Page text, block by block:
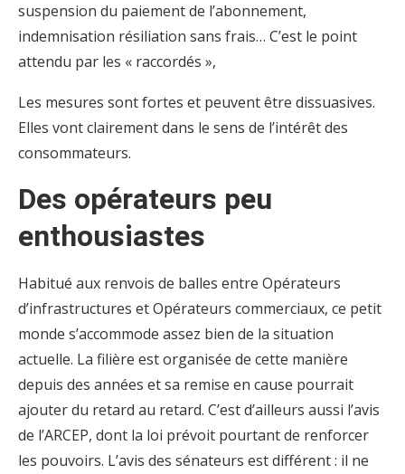
suspension du paiement de l’abonnement,
indemnisation résiliation sans frais… C’est le point
attendu par les « raccordés »,
Les mesures sont fortes et peuvent être dissuasives.
Elles vont clairement dans le sens de l’intérêt des
consommateurs.
Des opérateurs peu
enthousiastes
Habitué aux renvois de balles entre Opérateurs
d’infrastructures et Opérateurs commerciaux, ce petit
monde s’accommode assez bien de la situation
actuelle. La filière est organisée de cette manière
depuis des années et sa remise en cause pourrait
ajouter du retard au retard. C’est d’ailleurs aussi l’avis
de l’ARCEP, dont la loi prévoit pourtant de renforcer
les pouvoirs. L’avis des sénateurs est différent : il ne